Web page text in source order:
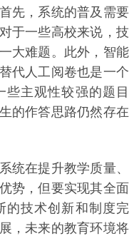
先，系统的普及需要
于一些高校来说，技
大难题。此外，智能
代人工阅卷也是一个
些主观性较强的题目
的作答思路仍然存在
在提升教学质量、
势，但要实现其全面
的技术创新和制度完
，未来的教育环境将